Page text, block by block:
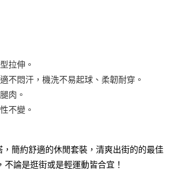
，台灣大哥大用戶可立即使用無須另外申請。
拉伸。
不悶汗，機洗不易起球、柔韌耐穿。
肉。
不變。
簡約舒適的休閒套裝，清爽出街的的最佳
論是逛街或是輕運動皆合宜！